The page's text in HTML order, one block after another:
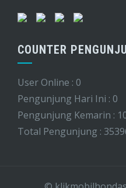
COUNTER
User Online : 0
Pengunjung Hari Ini : 0
Pengunjung Kemarin :
Total Pengunjung :